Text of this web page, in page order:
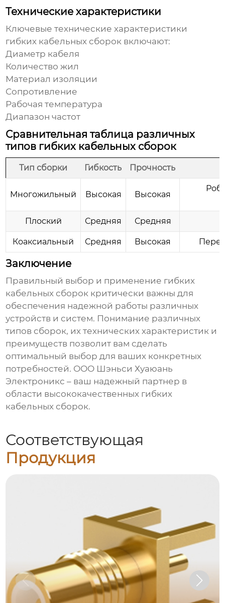
Технические характеристики
Ключевые технические характеристики
гибких кабельных сборок включают:
Диаметр кабеля
Количество жил
Материал изоляции
Сопротивление
Рабочая температура
Диапазон частот
Сравнительная таблица различных
типов гибких кабельных сборок
Тип сборки Гибкость Прочность
Многожильный Высокая Высокая
Плоский Средняя Средняя
Коаксиальный Средняя Высокая
Заключение
Правильный выбор и применение гибких
кабельных сборок критически важны для
обеспечения надежной работы различных
устройств и систем. Понимание различных
типов сборок, их технических характеристик и
преимуществ позволит вам сделать
оптимальный выбор для ваших конкретных
потребностей. ООО Шэньси Хуаюань
Электроникс – ваш надежный партнер в
области высококачественных гибких
кабельных сборок.
Соответствующая
Продукция